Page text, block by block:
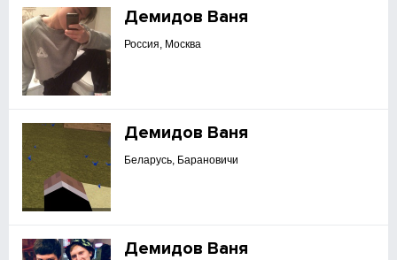
Демидов Ваня
Россия, Москва
Демидов Ваня
Беларусь, Барановичи
Демидов Ваня